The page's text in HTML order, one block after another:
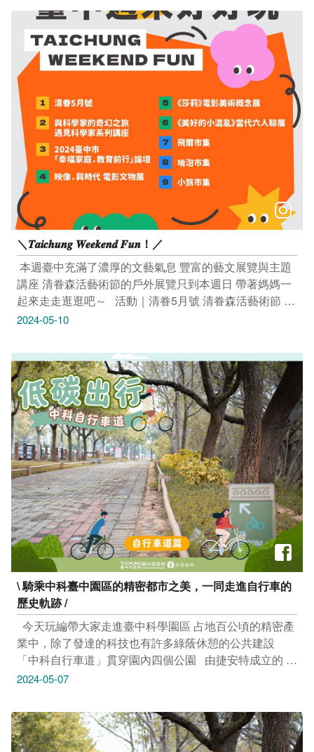
10:00-16:00 午後散策 ✣ 街頭藝人假日展演
5/11(六)-5/12(日) 15:30–17:00 清水眷村文化園區 (臺中
市清水區中社路信義巷41號) 活動連結：
https://reurl.cc/z1rO40 -------------------------------- 活動｜與
科學家的奇幻之旅，遇見科學家系列講座
5/11(六)-5/12(日) 13:30-15:00 國立自然科學博物館 生命
科學廳B1F奇幻自然展區 (臺中市北區館前路一號) 活動連
結：https://reurl.cc/p3Z8NQ -------------------------------- 活動
｜2024臺中市「幸福家庭．教育前行」論壇 5/11(六)
8:50-11:40 惠文高中歌劇院 (臺中市南屯區公益路二段
298號) 活動連結：https://reurl.cc/EjXLDg 報名連結：
https://forms.gle/GuBU7KYWGAmTwmMp7 報名前150名
且現場完成報到，將於結束後領取精美小禮物 ---------------
----------------- 展覽｜映像．興時代 電影文物展 至5/20(一)
11:00-20:00 富興工廠 3F富興展演廳 (臺中市東區復興路
四段37巷2號2樓) 活動連結：https://reurl.cc/EjXeZv -------
------------------------- 展覽｜《莎莉》電影美術概念展
5/4(六)-5/26(日) 10:00–18:00（週二公休） BUBU ART
CAFE審計店 (臺中市西區向上路一段79巷66弄14號) 活
動連結：https://reurl.cc/Ajy9zQ --------------------------------
11:00-19:00 大雋藝術 Rich Art Gallery (臺中市南屯區惠
文路489號) 活動連結：https://reurl.cc/Ajy9zQ ---------------
----------------- 市集｜飛爾市集。友善地球日 5/11(六)–
5/12(日) 12:00-20:00 迪卡儂北屯店 (臺中市北屯區中清路
二段1075號) 活動連結：https://reurl.cc/dnXkgy -------------
------------------- 市集｜啃泡市集 母親節 Luv U 300000000
5/11(六)–5/12(日) 14:00-20:00 金典綠園道 (臺中市西區
健行路1049號) 活動連結：https://reurl.cc/70eQqD ---------
----------------------- 市集｜小旅市集 5/11(六)—5/12(日)
11:00－20:00 臺中驛鐵道文化園區 (臺中市中區台灣大道
一段1號) 活動連結：https://www.tcrp.com.tw/activity/59
＼𝑻𝒂𝒊𝒄𝒉𝒖𝒏𝒈 𝑾𝒆𝒆𝒌𝒆𝒏𝒅 𝑭𝒖𝒏！／
​ 本週臺中充滿了濃厚的文藝氣息 豐富的藝文展覽與主題
講座 清眷森活藝術節的戶外展覽只到本週日 帶著媽媽一
起來走走逛逛吧～ ​ ​ 活動｜清眷5月號 清眷森活藝術節 x
戶外展覽 至5/12(日) 9:30–17:30（週一公休） 清眷有市
10:00-16:00 午後散策 ✣ 街頭藝人假日展演
5/11(六)-5/12(日) 15:30–17:00 清水眷村文化園區 (臺中
市清水區中社路信義巷41號) 活動連結：
https://reurl.cc/z1rO40 -------------------------------- 活動｜與
科學家的奇幻之旅，遇見科學家系列講座
5/11(六)-5/12(日) 13:30-15:00 國立自然科學博物館 生命
科學廳B1F奇幻自然展區 (臺中市北區館前路一號) 活動連
結：https://reurl.cc/p3Z8NQ -------------------------------- 活動
｜2024臺中市「幸福家庭．教育前行」論壇 5/11(六)
8:50-11:40 惠文高中歌劇院 (臺中市南屯區公益路二段
298號) 活動連結：https://reurl.cc/EjXLDg 報名連結：
https://forms.gle/GuBU7KYWGAmTwmMp7 報名前150名
且現場完成報到，將於結束後領取精美小禮物 ---------------
----------------- 展覽｜映像．興時代 電影文物展 至5/20(一)
11:00-20:00 富興工廠 3F富興展演廳 (臺中市東區復興路
四段37巷2號2樓) 活動連結：https://reurl.cc/EjXeZv -------
------------------------- 展覽｜《莎莉》電影美術概念展
5/4(六)-5/26(日) 10:00–18:00（週二公休） BUBU ART
CAFE審計店 (臺中市西區向上路一段79巷66弄14號) 活
動連結：https://reurl.cc/Ajy9zQ --------------------------------
展覽｜《美好的小混亂》當代六人聯展 5/4(六)–6/30(日)
文路489號) 活動連結：https://reurl.cc/Ajy9zQ ---------------
----------------- 市集｜飛爾市集。友善地球日 5/11(六)–
2024-05-10
\ 騎乘中科臺中園區的精密都市之美，一同走進自行車的
歷史軌跡 /
​ ​ 今天玩編帶大家走進臺中科學園區 占地百公頃的精密產
業中，除了發達的科技也有許多綠蔭休憩的公共建設
「中科自行車道」貫穿園內四個公園 ​ ​ 由捷安特成立的 #
自行車文化探索館 也在其中喔.ᐟ.ᐟ 享受都市慢活與美景
有＂小小推廣員夏令營活動＂喲.ᐟ.ᐟ 提供文化導覽介紹、
各式自行車體驗應用、簡易維修實作體驗等，讓孩子們有
更多元的能力來探索世界更多相關資訊詳貼文照片介紹
2024-05-07